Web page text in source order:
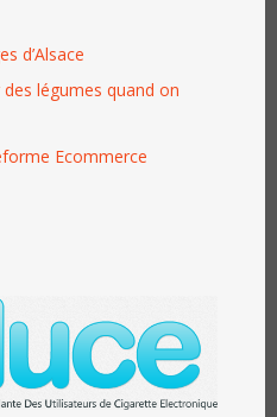
d’Alsace
légumes quand on
Ecommerce